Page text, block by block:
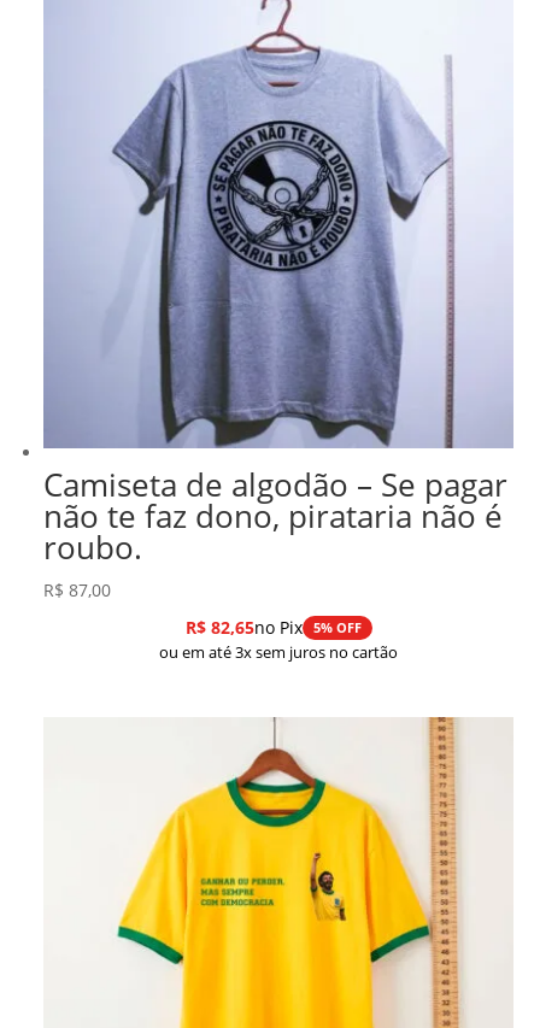
Camiseta de algodão – Se pagar
não te faz dono, pirataria não é
roubo.
R$ 87,00
R$82,65no Pix 5% OFF
ou em até 3x sem juros no cartão